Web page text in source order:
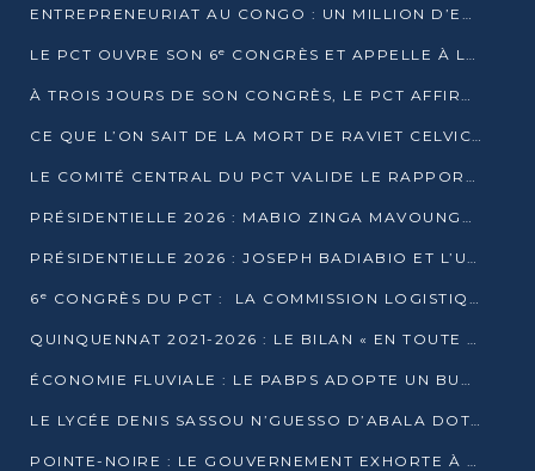
ENTREPRENEURIAT AU CONGO : UN MILLION D’EUROS POUR FINANCER LES STARTUPS DÈS 2026
LE PCT OUVRE SON 6ᵉ CONGRÈS ET APPELLE À LA CANDIDATURE DE DENIS SASSOU NGUESSO
À TROIS JOURS DE SON CONGRÈS, LE PCT AFFIRME AVOIR ATTEINT TOUS SES OBJECTIFS
CE QUE L’ON SAIT DE LA MORT DE RAVIET CELVIC N’TSIANTSIE
LE COMITÉ CENTRAL DU PCT VALIDE LE RAPPORT DU CONGRÈS ET SOUTIENT DENIS SASSOU N’GUESSO
PRÉSIDENTIELLE 2026 : MABIO ZINGA MAVOUNGOU DÉCLARE SA CANDIDATURE ET CHARGE LE BILAN DU PCT
PRÉSIDENTIELLE 2026 : JOSEPH BADIABIO ET L’UDH-YUKI JOUENT LA PRUDENCE
6ᵉ CONGRÈS DU PCT : LA COMMISSION LOGISTIQUE ASSURE LA DISTRIBUTION DES KITS
QUINQUENNAT 2021-2026 : LE BILAN « EN TOUTE TRANSPARENCE » PRÉSENTÉ À LA PRESSE
ÉCONOMIE FLUVIALE : LE PABPS ADOPTE UN BUDGET 2026 DE PLUS DE 2,7 MILLIARDS FCFA
LE LYCÉE DENIS SASSOU N’GUESSO D’ABALA DOTÉ D’UNE SALLE MULTIMÉDIA
POINTE-NOIRE : LE GOUVERNEMENT EXHORTE À UN USAGE RESPONSABLE DU NOUVEAU MATÉRIEL MUNICIPAL